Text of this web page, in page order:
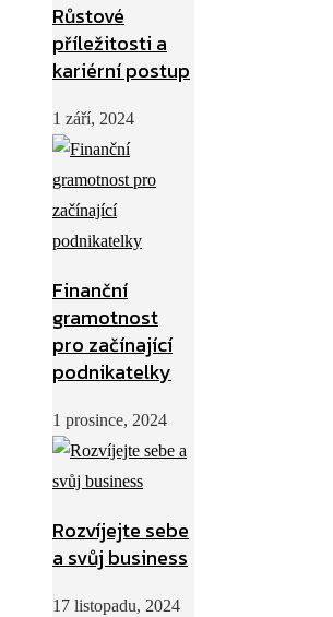
Růstové
příležitosti a
kariérní postup
1 září, 2024
Finanční
gramotnost
pro začínající
podnikatelky
1 prosince, 2024
Rozvíjejte sebe
a svůj business
17 listopadu, 2024